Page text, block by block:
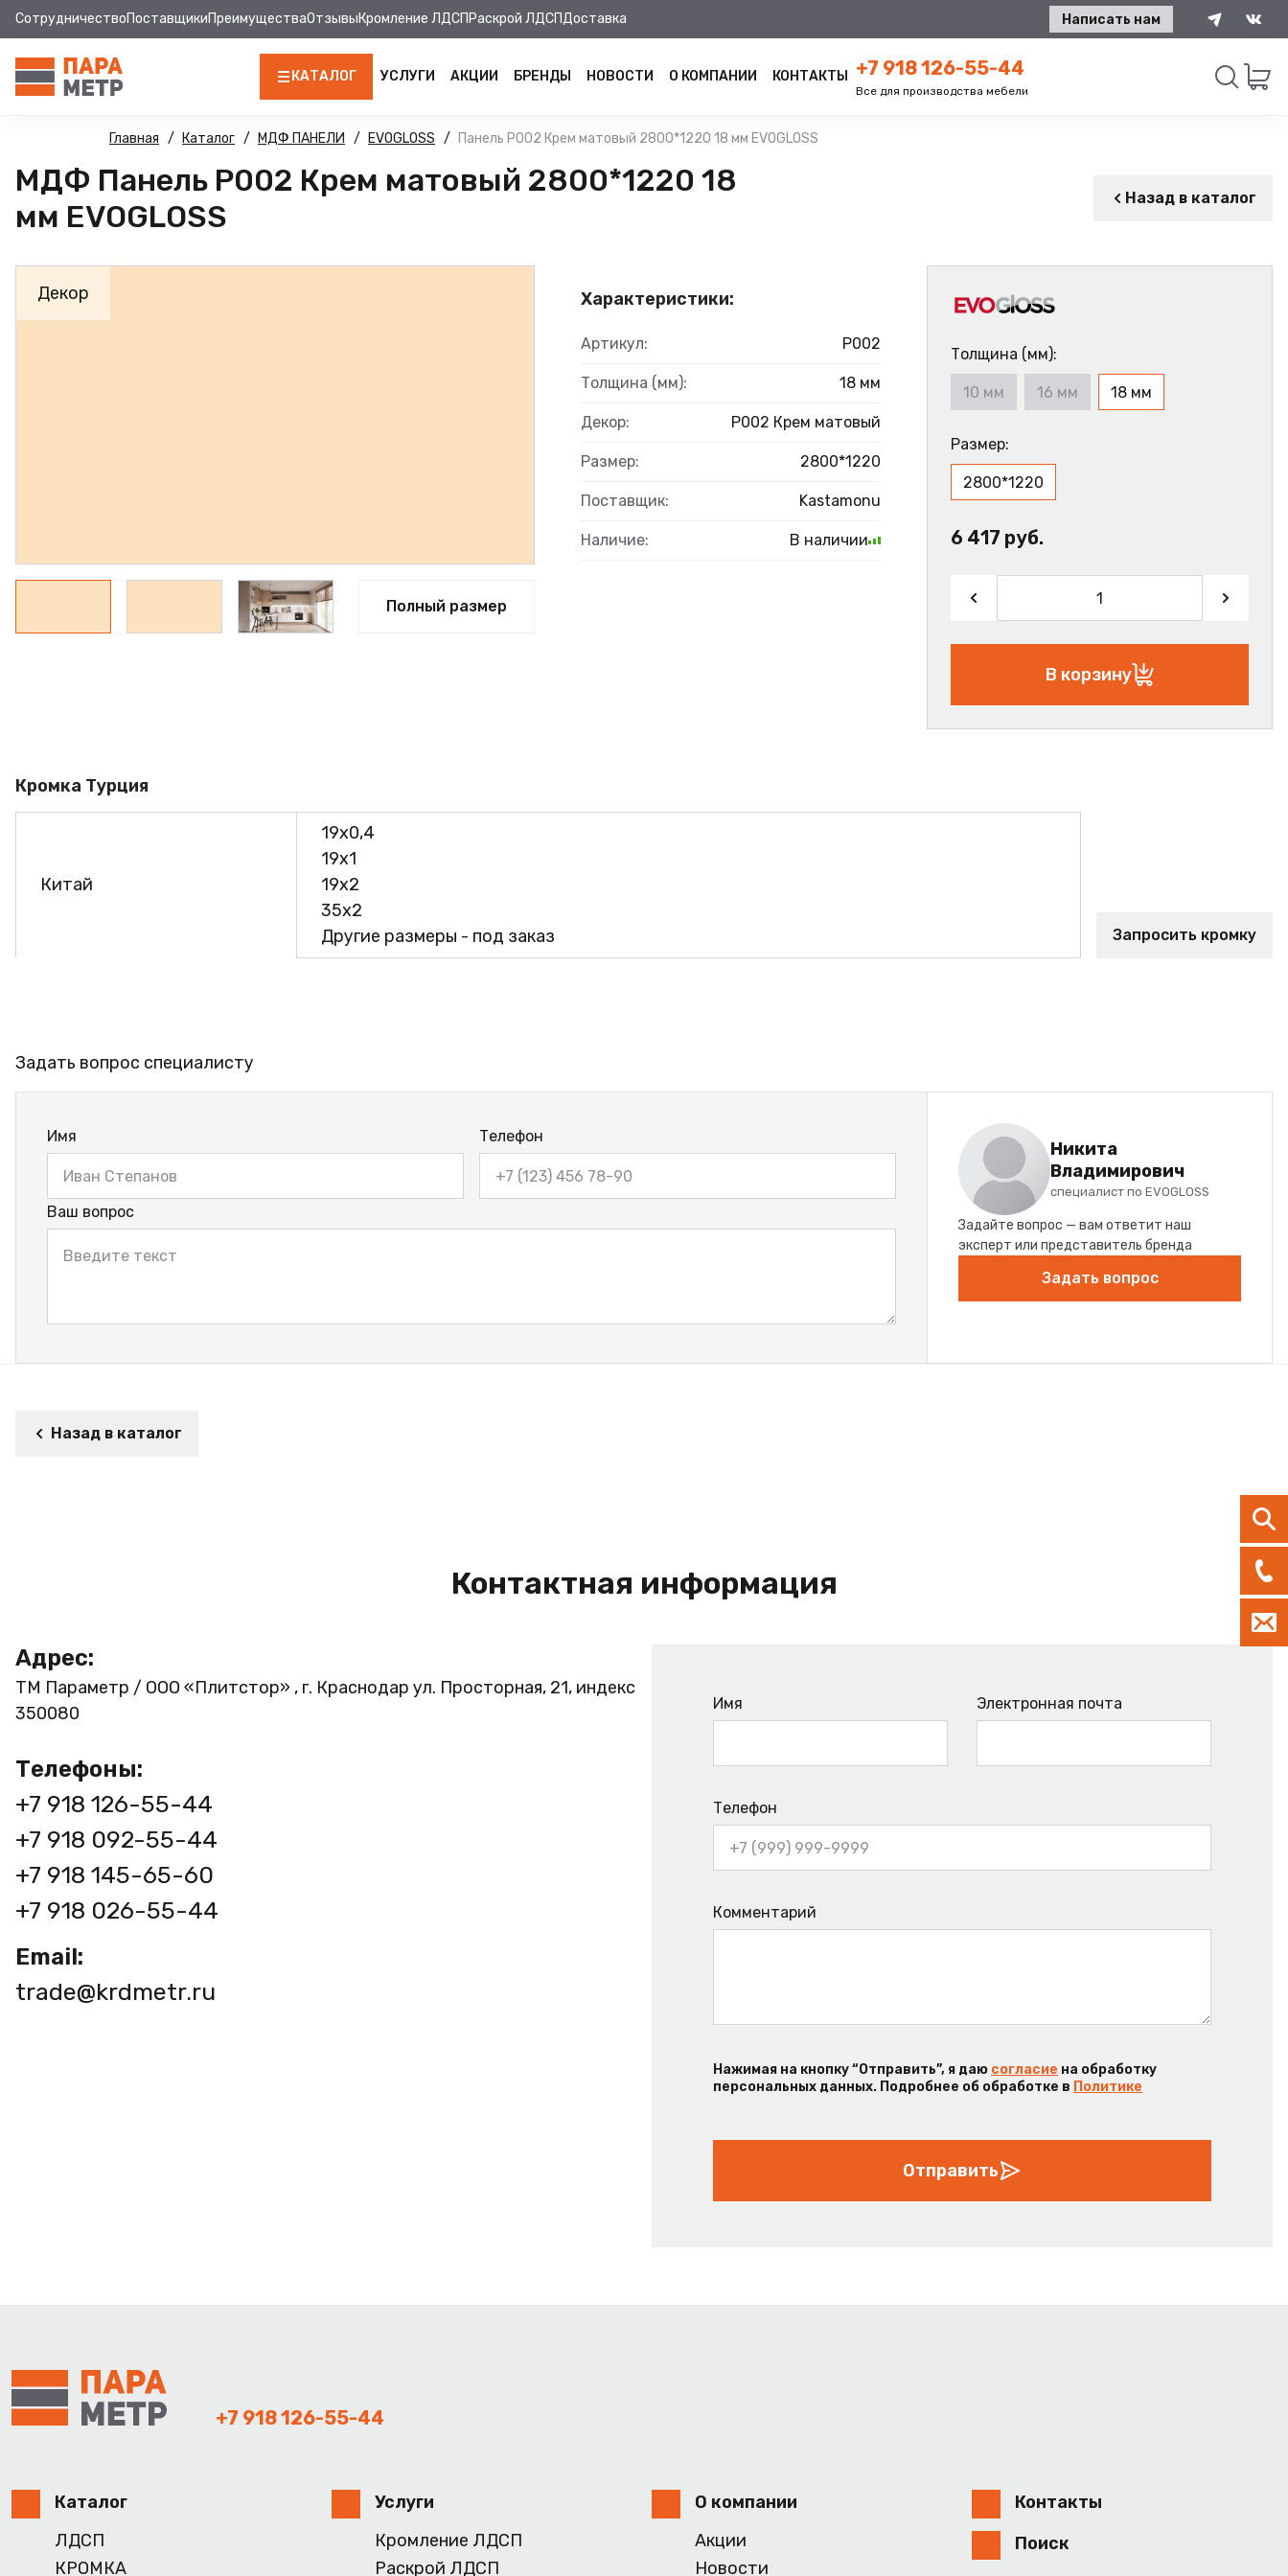
СотрудничествоПоставщикиПреимуществаОтзывыКромление ЛДСП Раскрой ЛДСПДоставка Написать нам
КАТАЛОГ
ЛДСП
КРОМКА
МДФ ПАНЕЛИ
НОВИНКИ
УСЛУГИ АКЦИИ БРЕНДЫ НОВОСТИ О КОМПАНИИ КОНТАКТЫ +7 918 126-55-44
Все для производства мебели
Главная Каталог МДФ ПАНЕЛИ EVOGLOSS Панель Р002 Крем матовый 2800*1220 18 мм EVOGLOSS
МДФ Панель Р002 Крем матовый 2800*1220 18
мм EVOGLOSS
Назад в каталог
Декор
Полный размер
Характеристики:
Артикул: Р002
Толщина (мм): 18 мм
Декор: Р002 Крем матовый
Размер: 2800*1220
Поставщик: Kastamonu
Наличие: В наличии
Толщина (мм):
10 мм 16 мм 18 мм
Размер:
2800*1220
6 417 руб.
В корзину
Кромка Турция
Китай
19х0,4
19х1
19х2
35х2
Другие размеры - под заказ
Запросить кромку
Задать вопрос специалисту
Имя Телефон
Ваш вопрос
Никита
Владимирович
специалист по EVOGLOSS
Задайте вопрос — вам ответит наш
эксперт или представитель бренда
Задать вопрос
Назад в каталог
Контактная информация
Адрес:
ТМ Параметр / ООО «Плитстор» , г. Краснодар ул. Просторная, 21, индекс
350080
Телефоны:
+7 918 126-55-44
+7 918 092-55-44
+7 918 145-65-60
+7 918 026-55-44
Email:
trade@krdmetr.ru
Имя Электронная почта
Телефон
Комментарий
Нажимая на кнопку “Отправить”, я даю согласие на обработку
персональных данных. Подробнее об обработке в Политике
Отправить
+7 918 126-55-44
Каталог
ЛДСП
КРОМКА
Услуги
Кромление ЛДСП
Раскрой ЛДСП
О компании
Акции
Новости
Контакты
Поиск